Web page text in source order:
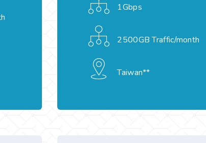
1Gbps
2500GB Traffic/month
Taiwan**